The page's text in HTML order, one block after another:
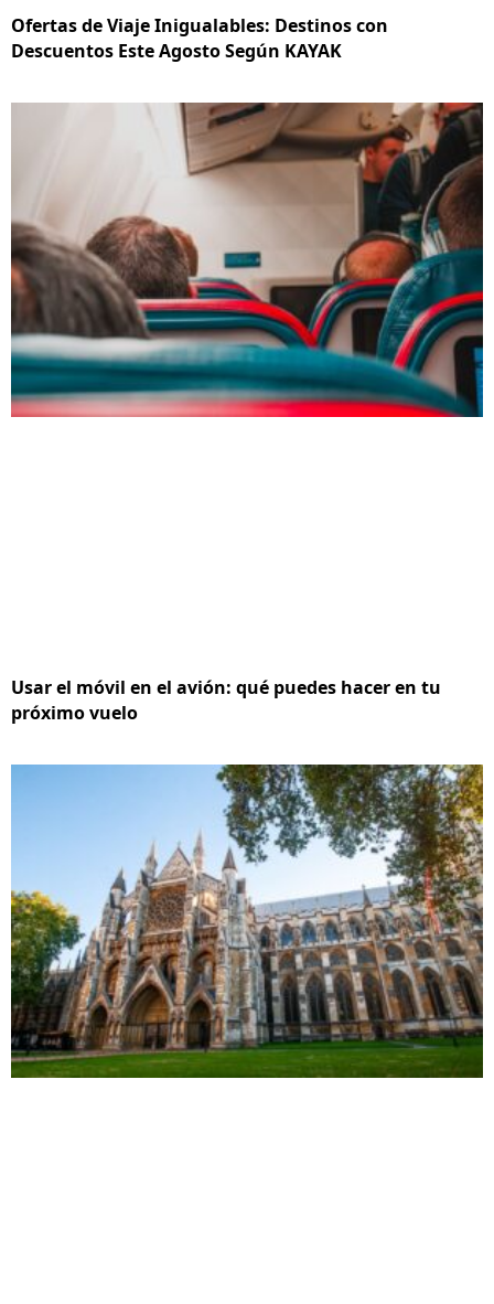
Ofertas de Viaje Inigualables: Destinos con
Descuentos Este Agosto Según KAYAK
Usar el móvil en el avión: qué puedes hacer en tu
próximo vuelo